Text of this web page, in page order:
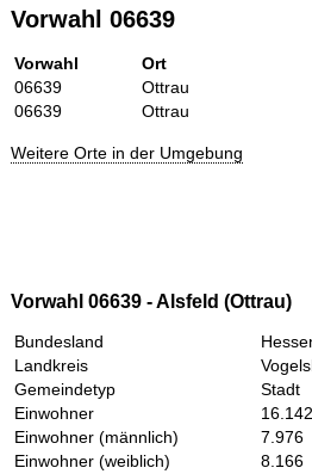
Vorwahl 06639
Vorwahl
Ort
06639
Ottrau
06639
Ottrau
Weitere Orte in der Umgebung
Vorwahl 06639 - Alsfeld (Ottrau)
Bundesland
Landkreis
Gemeindetyp
Stadt
Einwohner
16.142
Einwohner (männlich)
7.976
Einwohner (weiblich)
8.166